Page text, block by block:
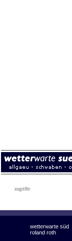
zugriffe:
wetterwarte süd
roland roth